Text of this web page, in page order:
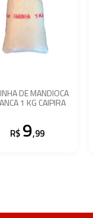
DE MANDIOCA
1 KG CAIPIRA
R$ 9,99